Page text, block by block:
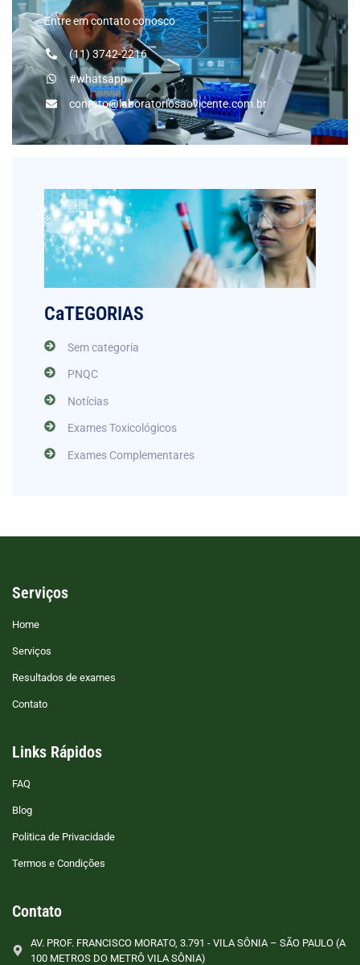
Entre em contato conosco
(11) 3742-2216
#whatsapp
contato@laboratoriosaovicente.com.br
CaTEGORIAS
Sem categoria
PNQC
Notícias
Exames Toxicológicos
Exames Complementares
Serviços
Home
Serviços
Resultados de exames
Contato
Links Rápidos
FAQ
Blog
Politica de Privacidade
Termos e Condições
Contato
AV. PROF. FRANCISCO MORATO, 3.791 - VILA SÔNIA – SÃO PAULO (A
100 METROS DO METRÔ VILA SÔNIA)